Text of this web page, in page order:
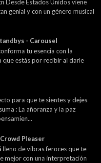
Desde Estados Unidos viene
genial y con un género musical
- Carousel
tu esencia con la
que estás por recibir al darle
para que te sientes y dejes
: La añoranza y la paz
Pleaser
lleno de vibras feroces que te
mejor con una interpretación